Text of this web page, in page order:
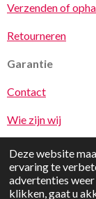
Deze website
ervaring te
advertenties weer
klikken, gaat u
Verzenden of
Retourneren
Garantie
Contact
Wie zijn wij